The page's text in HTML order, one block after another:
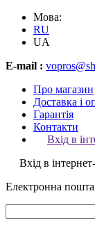
Мова:
RU
UA
E-mail :
Про магазин
Доставка і
Гарантія
Контакти
Вхід в
Вхід в
Електронна пошта